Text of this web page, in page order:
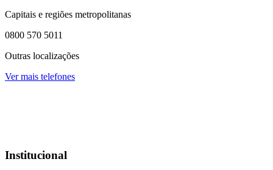
Capitais e regiões metropolitanas
0800 570 5011
Outras localizações
Ver mais telefones
Institucional